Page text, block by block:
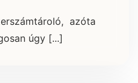
azóta
úgy [...]